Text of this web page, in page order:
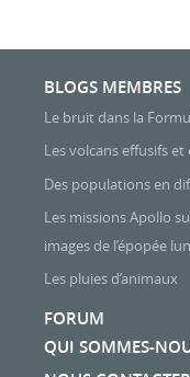
BLOGS MEMBRES
Le bruit dans la
Les volcans effusifs et
Des populations en
Les missions Apollo
images de l’épopée
Les pluies d’animaux
FORUM
QUI SOMMES-